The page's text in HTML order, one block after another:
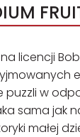
licencji
w
sama jak
małej